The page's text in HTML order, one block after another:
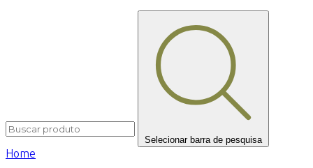
Selecionar barra de pesquisa
Home